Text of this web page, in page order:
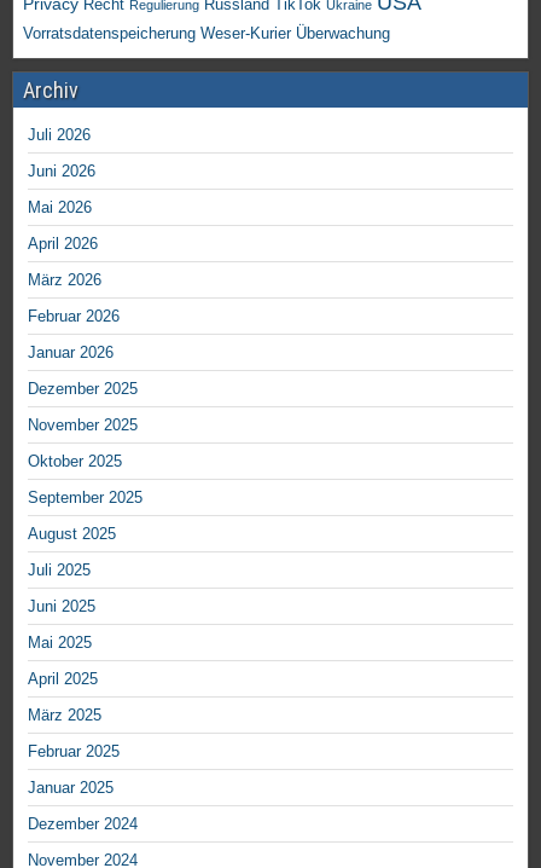
Recht Regulierung Russland TikTok Ukraine
Vorratsdatenspeicherung Weser-Kurier Überwachung
Archiv
Juli 2026
Juni 2026
Mai 2026
April 2026
März 2026
Februar 2026
Januar 2026
Dezember 2025
November 2025
Oktober 2025
September 2025
August 2025
Juli 2025
Juni 2025
Mai 2025
April 2025
März 2025
Februar 2025
Januar 2025
Dezember 2024
November 2024